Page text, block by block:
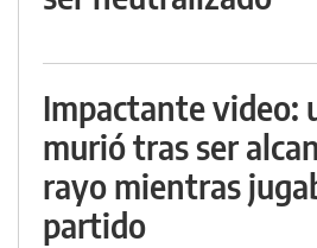
Impactante video:
murió tras ser
rayo mientras
partido